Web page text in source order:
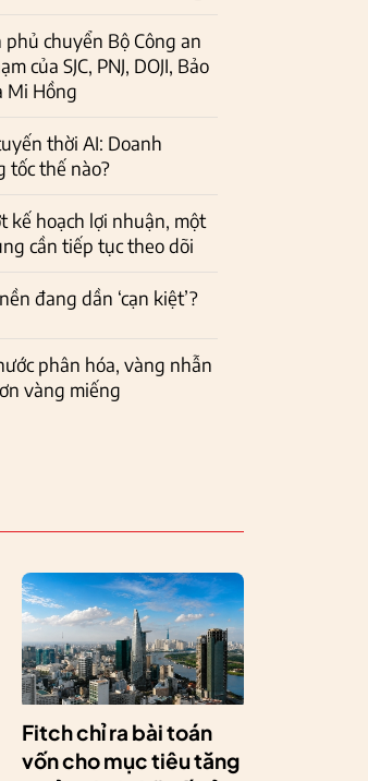
chuyển Bộ Công an
của SJC, PNJ, DOJI, Bảo
Mi Hồng
thời AI: Doanh
tốc thế nào?
kế hoạch lợi nhuận, một
cần tiếp tục theo dõi
đang dần ‘cạn kiệt’?
phân hóa, vàng nhẫn
vàng miếng
Fitch chỉ ra bài toán
vốn cho mục tiêu tăng